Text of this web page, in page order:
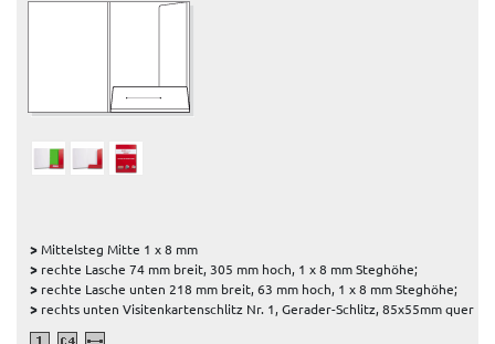
>Mittelsteg Mitte 1 x 8 mm
> rechte Lasche 74 mm breit, 305 mm hoch, 1 x 8 mm Steghöhe;
> rechte Lasche unten 218 mm breit, 63 mm hoch, 1 x 8 mm Steghöhe;
> rechts unten Visitenkartenschlitz Nr. 1, Gerader-Schlitz, 85x55mm quer